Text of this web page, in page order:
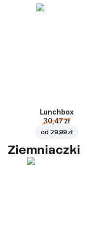
Lunchbox
30,47 zł
od 29,99 zł
Ziemniaczki